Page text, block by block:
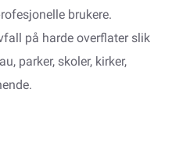
brukere.
på harde overflater slik
parker, skoler, kirker,